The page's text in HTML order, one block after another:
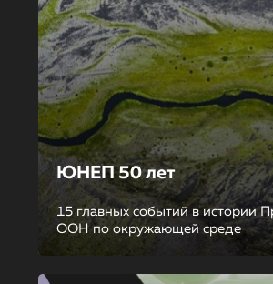
ЮНЕП 50 лет
15 главных событий в истории
ООН по окружающей среде